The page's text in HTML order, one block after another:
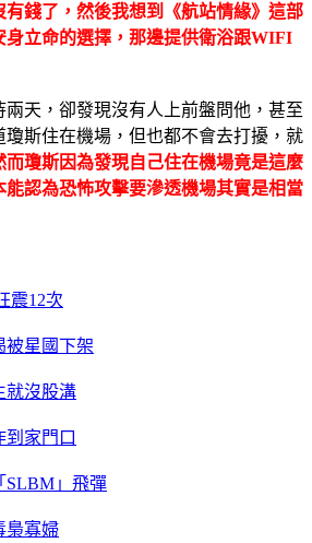
錢了，然後我想到《航站情緣》這部
身立命的選擇，那邊提供衛浴跟WIFI
天，卻發現沒有人上前盤問他，甚至
瓊斯住在機場，但也都不會去打擾，就
而瓊斯因為發現自己住在機場竟是這麼
認為恐怖攻擊要滲透機場其實是相當
震12次
被星國下架
就沒股溝
到家門口
SLBM」飛彈
梟寡婦